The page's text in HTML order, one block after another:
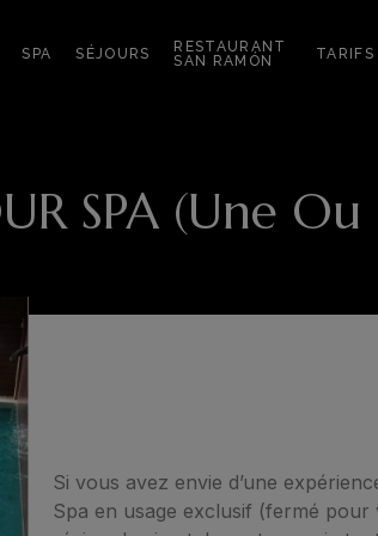
SPA SÉJOURS
RESTAURANT
SAN RAMÓN
TARIFS
SPA (Une
Si vous avez envie d’une
Spa en usage exclusif (fermé pour